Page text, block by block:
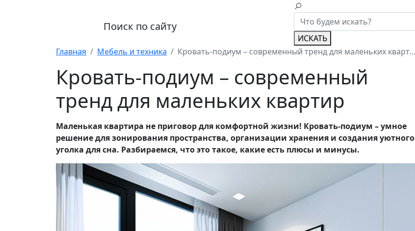
Поиск по сайту
ИСКАТЬ
Главная
Мебель и техника Кровать-подиум – современный тренд для маленьких квартир
Кровать-подиум – современный
тренд для маленьких квартир
Маленькая квартира не приговор для комфортной жизни! Кровать-подиум – умное
решение для зонирования пространства, организации хранения и создания уютного
уголка для сна. Разбираемся, что это такое, какие есть плюсы и минусы.